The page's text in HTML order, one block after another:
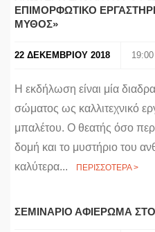
ΕΠΙΜΟΡΦΩΤΙΚΟ
ΜΥΘΟΣ»
22 ΔΕΚΕΜΒΡΙΟΥ 2018 19:00
Η εκδήλωση είναι μία
σώματος ως καλλιτεχνικό
μπαλέτου. Ο θεατής όσο
δομή και το μυστήριο του
καλύτερα...
ΠΕΡΙΣΣΟΤΕΡΑ >
ΣΕΜΙΝΑΡΙΟ ΑΦΙΕΡΩΜΑ